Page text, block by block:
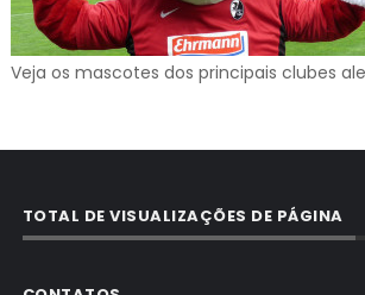
Veja os mascotes dos principais clubes
TOTAL DE VISUALIZAÇÕES DE PÁGINA